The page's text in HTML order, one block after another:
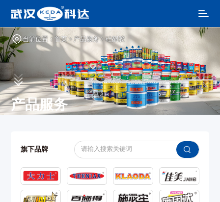
当前位置：首页 >产品服务>硅酮胶
产品服务
旗下品牌